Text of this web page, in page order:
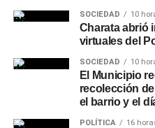
SOCIEDAD 10
Charata abrió
virtuales del
SOCIEDAD 10
El Municipio
recolección
el barrio y el
POLÍTICA 16